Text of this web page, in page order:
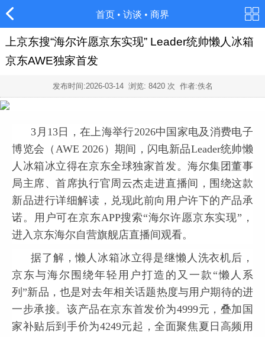
首页 • 访谈 • 商界
上京东搜“海尔许愿京东实现” Leader统帅懒人冰箱
京东AWE独家首发
发布时间:2026-03-14浏览: 8420 次 作者:佚名
3月13日，在上海举行2026中国家电及消费电子
博览会（AWE 2026）期间，闪电新品Leader统帅懒
人冰箱冰立得在京东全球独家首发。海尔集团董事
局主席、首席执行官周云杰走进直播间，围绕这款
新品进行详细解读，兑现此前向用户许下的产品承
诺。用户可在京东APP搜索“海尔许愿京东实现”，
进入京东海尔自营旗舰店直播间观看。
据了解，懒人冰箱冰立得是继懒人洗衣机后，
京东与海尔围绕年轻用户打造的又一款“懒人系
列”新品，也是对去年相关话题热度与用户期待的进
一步承接。该产品在京东首发价为4999元，叠加国
家补贴后到手价为4249元起，全面聚焦夏日高频用